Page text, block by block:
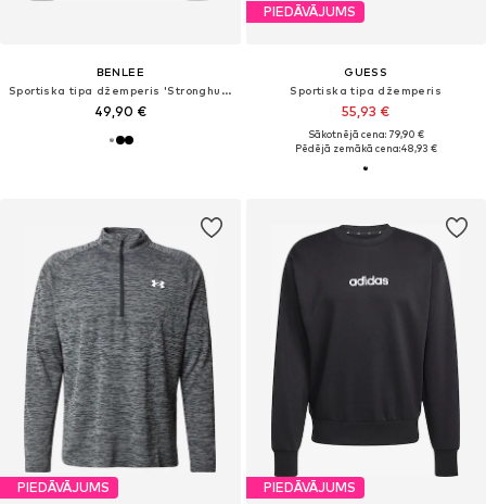
BENLEE
Sportiska tipa džemperis 'Stronghurst'
49,90 €
PIEDĀVĀJUMS
GUESS
Sportiska tipa džemperis
55,93 €
Sākotnējā cena: 79,90 €
Pēdējā zemākā cena:48,93 €
PIEDĀVĀJUMS PIEDĀVĀJUMS